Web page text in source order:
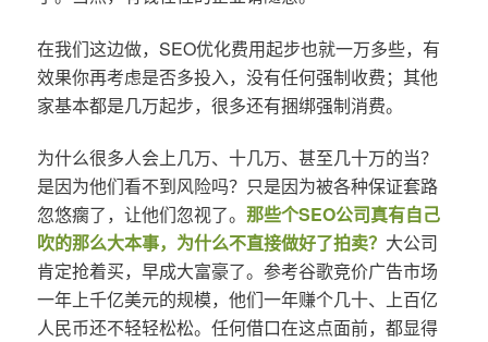
在我们这边做，SEO优化费用起步也就一万多些，有
效果你再考虑是否多投入，没有任何强制收费；其他
家基本都是几万起步，很多还有捆绑强制消费。
为什么很多人会上几万、十几万、甚至几十万的当？
是因为他们看不到风险吗？只是因为被各种保证套路
忽悠瘸了，让他们忽视了。 那些个SEO公司真有自己
吹的那么大本事，为什么不直接做好了拍卖？ 大公司
肯定抢着买，早成大富豪了。参考谷歌竞价广告市场
一年上千亿美元的规模，他们一年赚个几十、上百亿
人民币还不轻轻松松。任何借口在这点面前，都显得